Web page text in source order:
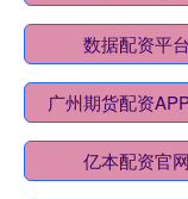
数据配资平台
广州期货配资
亿本配资官网